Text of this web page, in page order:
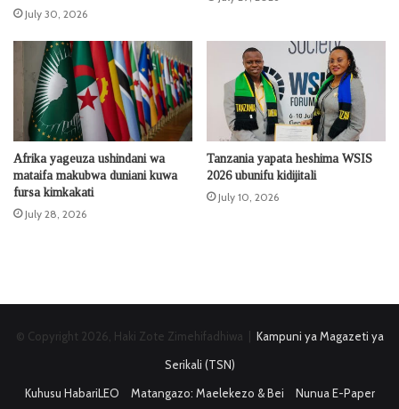
July 30, 2026
Afrika yageuza ushindani wa
mataifa makubwa duniani kuwa
fursa kimkakati
July 28, 2026
Tanzania yapata heshima WSIS
2026 ubunifu kidijitali
July 10, 2026
© Copyright 2026, Haki Zote Zimehifadhiwa | Kampuni ya Magazeti ya
Serikali (TSN)
Kuhusu HabariLEO
Matangazo: Maelekezo & Bei Nunua E-Paper